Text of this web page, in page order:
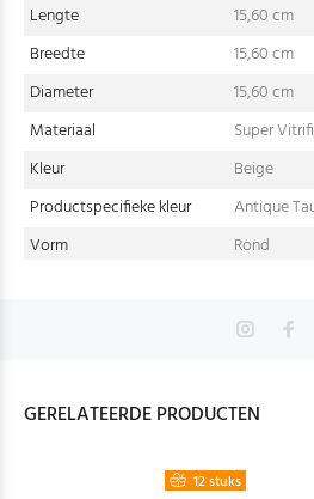
Lengte
15,60 cm
Breedte
15,60 cm
Diameter
15,60 cm
Materiaal
Super
Kleur
Beige
Productspecifieke kleur
Antique
Vorm
Rond
GERELATEERDE PRODUCTEN
12 stuks